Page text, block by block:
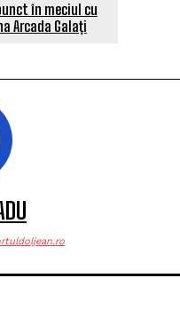
în meciul cu
Arcada Galați